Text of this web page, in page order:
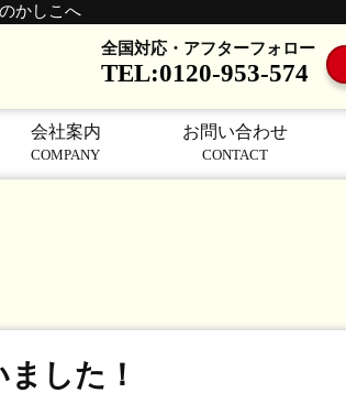
かしこへ
全国対応・アフターフォロー
TEL:0120-953-574
会社案内
COMPANY
お問い合わせ
CONTACT
した！